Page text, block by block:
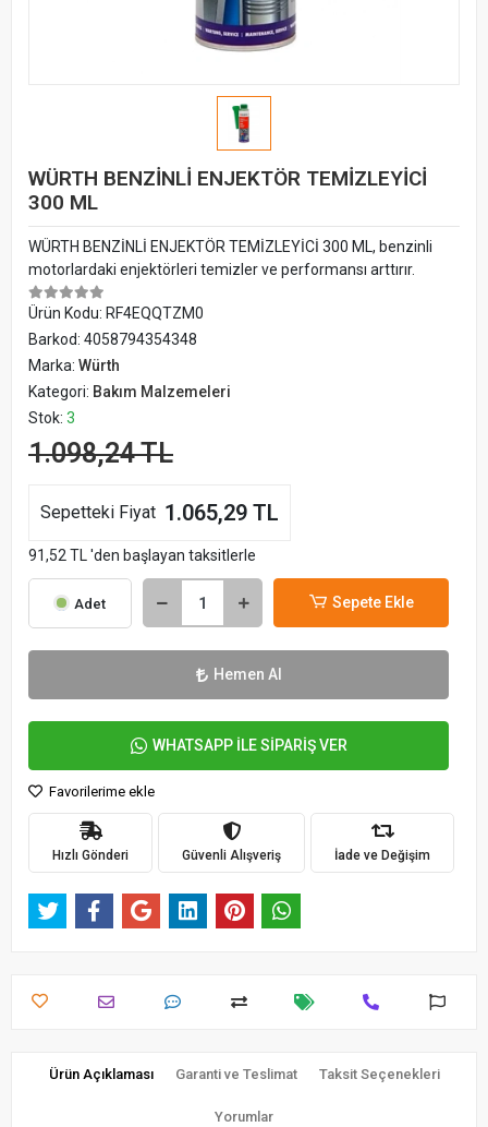
WÜRTH BENZİNLİ ENJEKTÖR TEMİZLEYİCİ
300 ML
WÜRTH BENZİNLİ ENJEKTÖR TEMİZLEYİCİ 300 ML, benzinli
motorlardaki enjektörleri temizler ve performansı arttırır.
Ürün Kodu: RF4EQQTZM0
Barkod: 4058794354348
Marka: Würth
Kategori: Bakım Malzemeleri
Stok: 3
1.098,24 TL
Sepetteki Fiyat 1.065,29 TL
91,52 TL 'den başlayan taksitlerle
Adet Sepete Ekle
Hemen Al
WHATSAPP İLE SİPARİŞ VER
Favorilerime ekle
Hızlı Gönderi Güvenli Alışveriş İade ve Değişim
Ürün Açıklaması Garanti ve Teslimat Taksit Seçenekleri
Yorumlar